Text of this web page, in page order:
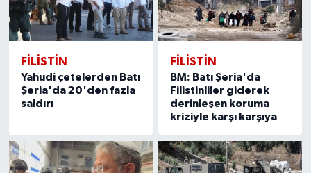
FILISTIN
Yahudi çetelerden Batı
Şeria'da 20'den fazla
saldırı
FILISTIN
BM: Batı Şeria'da
Filistinliler giderek
derinleşen koruma
kriziyle karşı karşıya